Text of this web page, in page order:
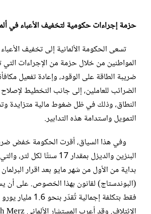
حزمة إجراءات حكومية لتخفيف الأعباء في
تسعى الحكومة الألمانية إلى تخفيف
المواطنين من خلال حزمة من الإجراءات
ضريبة الطاقة على الوقود، وإعادة تفعيل
الضرائب للعاملين، إلى جانب التخطيط
النطاق، وذلك في ظل ضغوط مالية متزايدة
التمويل واستدامة هذه التدابير.
وفي هذا السياق، أقرت الحكومة خفض
البنزين والديزل بمقدار 17 سنتًا
بداية من الأول من شهر مايو بعد اقرار
(البوندستاج) لقانون بهذا الخصوص. على أن
فقط بتكلفة إجمالية تُقدّر